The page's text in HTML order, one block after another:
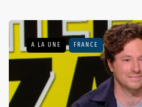
A LA UNE FRANCE